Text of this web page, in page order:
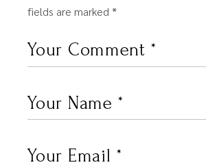
fields are marked*